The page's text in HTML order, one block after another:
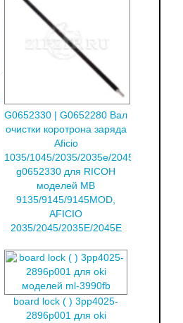
G0652330 | G0652280 Вал
очистки коротрона заряда
Aficio
1035/1045/2035/2035e/2045e
g0652330 для RICOH
моделей MB
9135/9145/9145MOD,
AFICIO
2035/2045/2035E/2045E
board lock ( ) 3pp4025-
2896p001 для oki